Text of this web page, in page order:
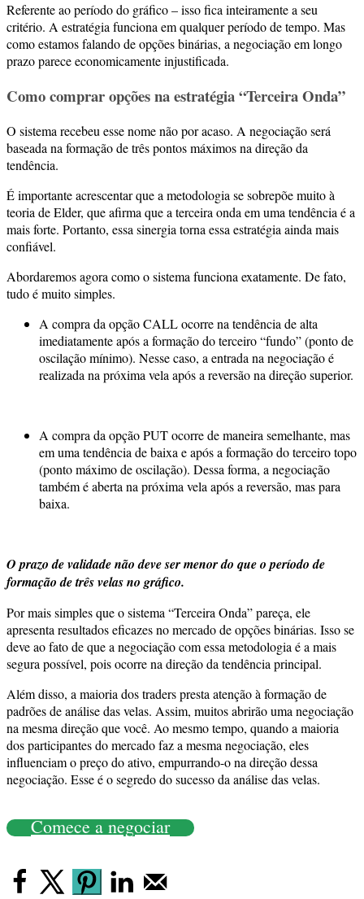
Referente ao período do gráfico – isso fica inteiramente a seu
critério. A estratégia funciona em qualquer período de tempo. Mas
como estamos falando de opções binárias, a negociação em longo
prazo parece economicamente injustificada.
Como comprar opções na estratégia “Terceira Onda”
O sistema recebeu esse nome não por acaso. A negociação será
baseada na formação de três pontos máximos na direção da
tendência.
É importante acrescentar que a metodologia se sobrepõe muito à
teoria de Elder, que afirma que a terceira onda em uma tendência é a
mais forte. Portanto, essa sinergia torna essa estratégia ainda mais
confiável.
Abordaremos agora como o sistema funciona exatamente. De fato,
tudo é muito simples.
A compra da opção CALL ocorre na tendência de alta
imediatamente após a formação do terceiro “fundo” (ponto de
oscilação mínimo). Nesse caso, a entrada na negociação é
realizada na próxima vela após a reversão na direção superior.
A compra da opção PUT ocorre de maneira semelhante, mas
em uma tendência de baixa e após a formação do terceiro topo
(ponto máximo de oscilação). Dessa forma, a negociação
também é aberta na próxima vela após a reversão, mas para
baixa.
O prazo de validade não deve ser menor do que o período de
formação de três velas no gráfico.
Por mais simples que o sistema “Terceira Onda” pareça, ele
apresenta resultados eficazes no mercado de opções binárias. Isso se
deve ao fato de que a negociação com essa metodologia é a mais
segura possível, pois ocorre na direção da tendência principal.
Além disso, a maioria dos traders presta atenção à formação de
padrões de análise das velas. Assim, muitos abrirão uma negociação
na mesma direção que você. Ao mesmo tempo, quando a maioria
dos participantes do mercado faz a mesma negociação, eles
influenciam o preço do ativo, empurrando-o na direção dessa
negociação. Esse é o segredo do sucesso da análise das velas.
Comece a negociar